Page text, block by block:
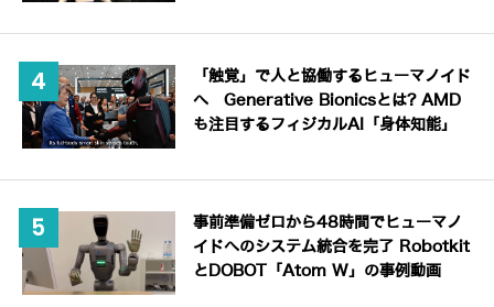
「触覚」で人と協働するヒューマノイド
へ Generative Bionicsとは? AMD
も注目するフィジカルAI「身体知能」
事前準備ゼロから48時間でヒューマノ
イドへのシステム統合を完了 Robotkit
とDOBOT「Atom W」の事例動画